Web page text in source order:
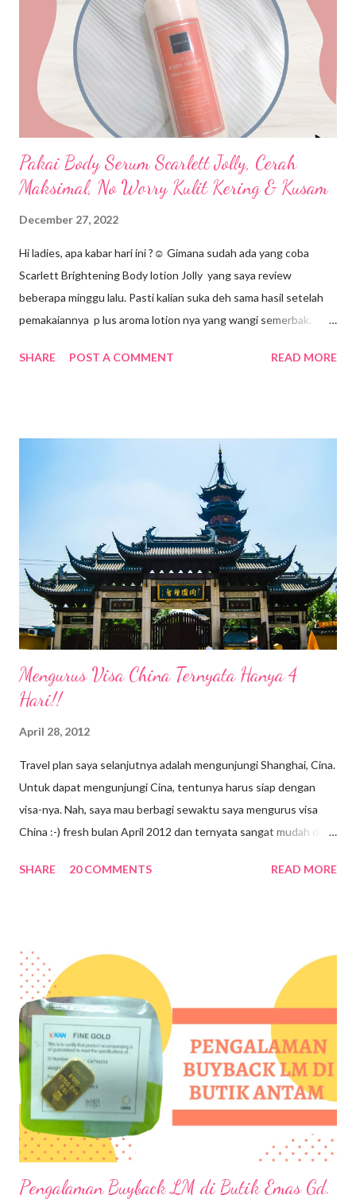
disabilitas dan OYPMK untuk mendapatkan pekerjaan sudah di
atur di dalam UU No. 8 Thaun 2016 yang menyebutkan bahwa
setiap perusahaan wajib memperkerjakan paling sedikit 2%
penyandang disabilitas dari jumlah pegawai atau pekerja. Meski
s ejak lahirnya UU tersebut ada perubahan positif di bidang
ketenagakerjaan...
Pakai Body Serum Scarlett Jolly, Cerah
Maksimal, No Worry Kulit Kering & Kusam
December 27, 2022
Hi ladies, apa kabar hari ini ?☺️ Gimana sudah ada yang coba
Scarlett Brightening Body lotion Jolly yang saya review
beberapa minggu lalu. Pasti kalian suka deh sama hasil setelah
pemakaiannya p lus aroma lotion nya yang wangi semerbak.
ini saya akan mereview tentang body serum-nya. Mungkin tidak
alasannya ? Jadi, tak hanya kulit wajah ladies saja yang butuh
serum, kesehatan kulit tubuh juga perlu diperhatikan. Body
serum menjadi salah satu produk body care yang harus ada
dalam list kebutuhan kamu. Ladies, berbeda dengan body lotion,
menggunakan body serum akan membantu memberikan nutrisi
lebih baik agar kecantikan kulit tetap terjaga. Apalagi saat ini
saya berdomisili di Ubud, Bali de...
SHARE POST A COMMENT READ MORE
Mengurus Visa China Ternyata Hanya 4
Hari!!
April 28, 2012
Travel plan saya selanjutnya adalah mengunjungi Shanghai, Cina.
Untuk dapat mengunjungi Cina, tentunya harus siap dengan
visa-nya. Nah, saya mau berbagi sewaktu saya mengurus visa
China :-) fresh bulan April 2012 dan ternyata sangat mudah dan
sangat interest sekali searching informasi. Untuk website
visa apa yang mau kamu ambil dan tujuannya untuk apa, lihat di
sini JENIS-JENIS VISA CHINA & PERSYARATAN Kalau saya
tujuannya untuk traveling biasa, jadi saya ambil Tourism and
family visit visa (L-Visa) Isi formulir permohonan dengan lengkap ,
kamu bisa download VISA APPLICATION FORM atau bisa
langsung APPLY ONLINE . Kalau saya pribadi, sudah apply
online, jadi isi data via online, setelah data lengkap dan ters...
SHARE 20 COMMENTS READ MORE
Pengalaman Buyback LM di Butik Emas Gd.